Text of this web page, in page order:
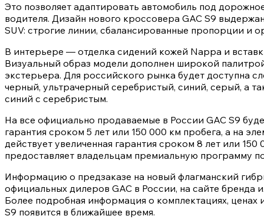
Это позволяет адаптировать автомобиль под
водителя. Дизайн нового кроссовера GAC S9
SUV: строгие линии, сбалансированные пропорции и
В интерьере — отделка сидений кожей Nappa и
Визуальный образ модели дополнен широкой
экстерьера. Для российского рынка будет доступна
черный, ультрачерный серебристый, синий, серый, а
синий с серебристым.
На все официально продаваемые в России GAC S9
гарантия сроком 5 лет или 150 000 км пробега, а на
действует увеличенная гарантия сроком 8 лет или
предоставляет владельцам премиальную программу
Информацию о предзаказе на новый флагманский
официальных дилеров GAC в России, на сайте бренда
Более подробная информация о комплектациях, ценах
S9 появится в ближайшее время.